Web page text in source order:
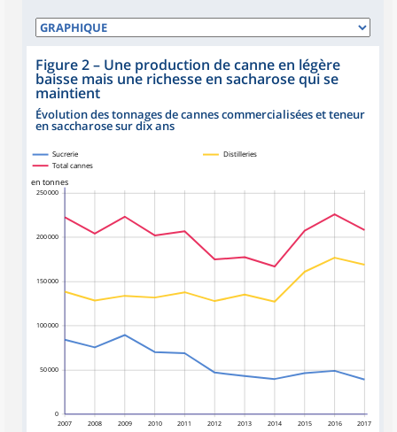
Figure 2– Une production de canne en légère
baisse mais une richesse en sacharose qui se
maintient
Évolution des tonnages de cannes commercialisées et teneur
en saccharose sur dix ans
0
50 000
100 000
150 000
200 000
250 000
en tonnes
2007 2008 2009 2010 2011 2012 2013 2014 2015 2016 2017
Sucrerie
Distilleries
Total cannes